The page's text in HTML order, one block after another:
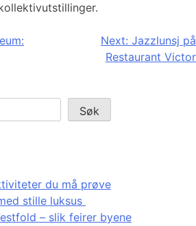
Next: Jazzlunsj på
Restaurant Victor
Søk
du må prøve
stille luksus
– slik feirer byene